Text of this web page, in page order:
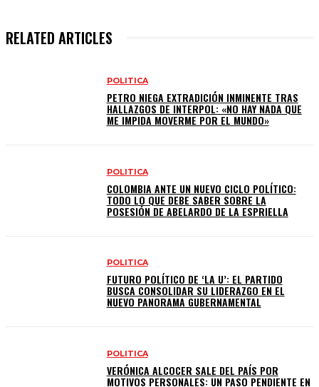
RELATED ARTICLES
POLITICA
PETRO NIEGA EXTRADICIÓN INMINENTE TRAS
HALLAZGOS DE INTERPOL: «NO HAY NADA QUE
ME IMPIDA MOVERME POR EL MUNDO»
POLITICA
COLOMBIA ANTE UN NUEVO CICLO POLÍTICO:
TODO LO QUE DEBE SABER SOBRE LA
POSESIÓN DE ABELARDO DE LA ESPRIELLA
POLITICA
FUTURO POLÍTICO DE ‘LA U’: EL PARTIDO
BUSCA CONSOLIDAR SU LIDERAZGO EN EL
NUEVO PANORAMA GUBERNAMENTAL
POLITICA
VERÓNICA ALCOCER SALE DEL PAÍS POR
MOTIVOS PERSONALES: UN PASO PENDIENTE EN